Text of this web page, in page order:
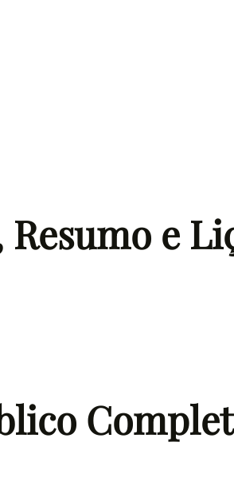
Resumo e